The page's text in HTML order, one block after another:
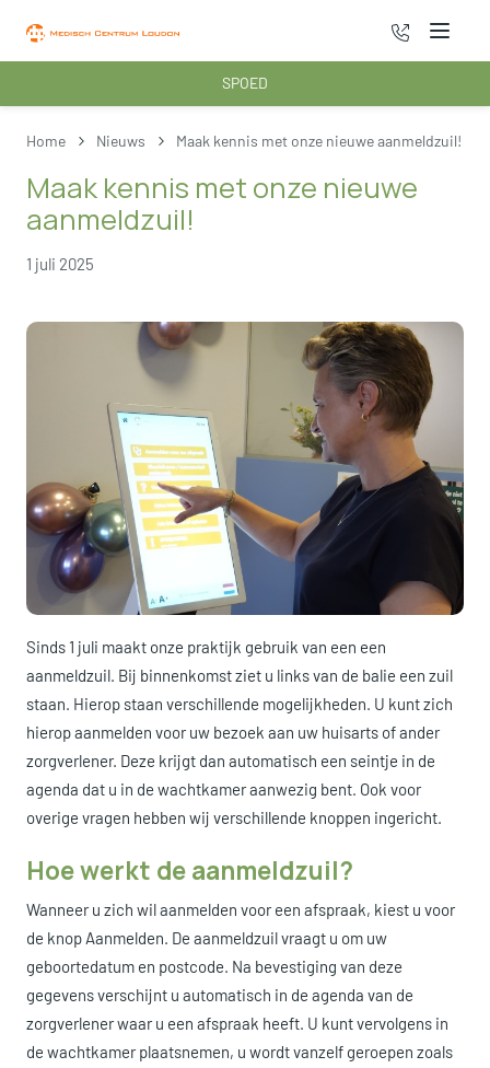
Menu
070 - 222
SPOED
Home Nieuws Maak kennis met onze nieuwe aanmeldzuil!
Maak kennis met onze nieuwe
aanmeldzuil!
1 juli 2025
Sinds 1 juli maakt onze praktijk gebruik van een een
aanmeldzuil. Bij binnenkomst ziet u links van de balie een zuil
staan. Hierop staan verschillende mogelijkheden. U kunt zich
hierop aanmelden voor uw bezoek aan uw huisarts of ander
zorgverlener. Deze krijgt dan automatisch een seintje in de
agenda dat u in de wachtkamer aanwezig bent. Ook voor
overige vragen hebben wij verschillende knoppen ingericht.
Hoe werkt de aanmeldzuil?
Wanneer u zich wil aanmelden voor een afspraak, kiest u voor
de knop Aanmelden. De aanmeldzuil vraagt u om uw
geboortedatum en postcode. Na bevestiging van deze
gegevens verschijnt u automatisch in de agenda van de
zorgverlener waar u een afspraak heeft. U kunt vervolgens in
de wachtkamer plaatsnemen, u wordt vanzelf geroepen zoals